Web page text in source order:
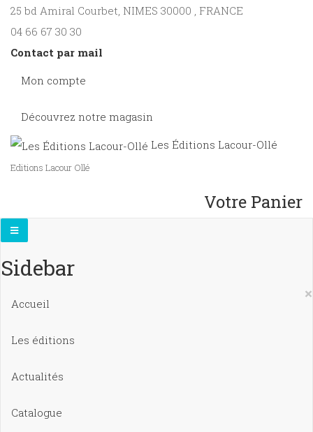
25 bd Amiral Courbet, NIMES 30000 , FRANCE
04 66 67 30 30
Contact par mail
Mon compte
Découvrez notre magasin
Les Éditions Lacour-Ollé
Editions Lacour Ollé
Votre Panier
Sidebar
×
Accueil
Les éditions
Actualités
Catalogue